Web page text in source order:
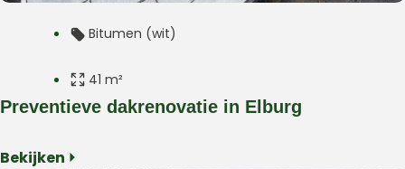
Bitumen (wit)
41 m²
Preventieve dakrenovatie in Elburg
Bekijken ⏵